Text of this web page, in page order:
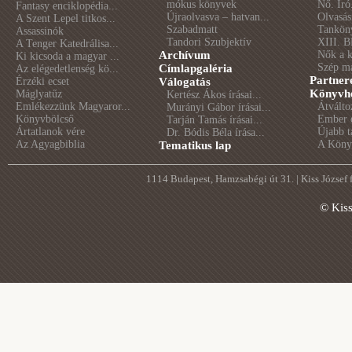
Fantasy enciklopédia...
A Szent Lepel titkos...
Assassinók
A Tenger Katedrálisa...
Ki kicsoda a magyar ...
Az elégedetlenség kö...
Érzéki ecset
Máglyatűz
Emlékezzünk Magyaror...
Könyvbölcső
Ártatlanok vére
Az Agyagbiblia
mókus könyvek
Újraolvasva – hatvan...
Szabadmatt
Tandori Szubjektív
Archívum
Címlapgaléria
Válogatás
Kertész Ákos írásai...
Murányi Gábor írásai...
Tarján Tamás írásai...
Dr. Bódis Béla írása...
Tematikus lap
Nő.
XIII.
Nők a
Szép
Ember
Újabb
A
1114 Budapest, Hamzsabégi út 31. | Kiss
©